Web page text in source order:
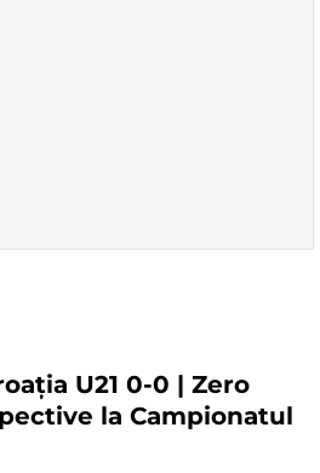
U21 0-0 | Zero
la Campionatul